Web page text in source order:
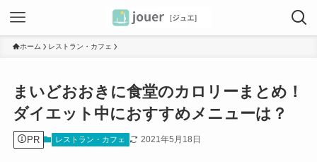
ホーム レストラン・カフェ
まいどおおきに食堂のカロリーまとめ！
ダイエット中におすすめメニューは？
PR レストラン・カフェ 2021年5月18日